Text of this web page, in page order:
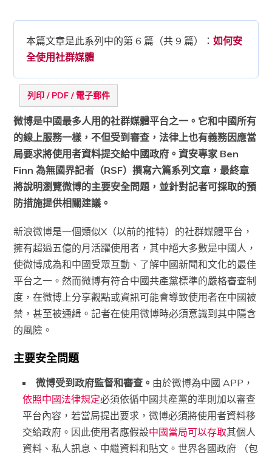
本篇文章是此系列中的第 6 篇（共 9 篇）：如何安
全使用社群媒體
列印 / PDF / 電子郵件
微博是中國最多人用的社群媒體平台之一。它和中國所有
的線上服務一樣，不但受到審查，法律上也有義務因應當
局要求將使用者資料提交給中國政府。資安專家 Ben
Finn 為無國界記者（RSF）撰寫六篇系列文章，最終章
將說明瀏覽微博的主要安全問題，並針對記者可採取的預
防措施提供相關建議。
新浪微博是一個類似X（以前的推特）的社群媒體平台，
擁有超過五億的月活躍使用者，其中絕大多數是中國人，
使微博成為和中國受眾互動、了解中國新聞和文化的最佳
平台之一。然而微博有符合中國共產黨標準的嚴格審查制
度，在微博上分享觀點或資訊可能會導致使用者在中國被
禁，甚至被通緝。記者在使用微博時必須意識到其中隱含
的風險。
主要安全問題
微博受到政府監督和審查。 由於微博為中國 APP，
依照中國法律規定必須依循中國共產黨的準則加以審查
平台內容，若當局提出要求，微博必須將使用者資料移
交給政府。因此使用者應假設中國當局可以存取其個人
資料、私人訊息、中繼資料和貼文。世界各國政府 （包